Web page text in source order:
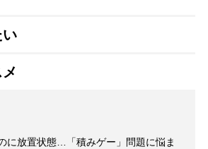
い
に放置状態…「積みゲー」問題に悩ま